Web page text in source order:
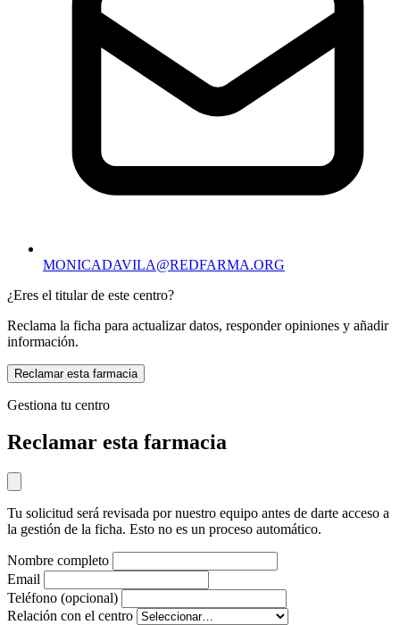
MONICADAVILA@REDFARMA.ORG
¿Eres el titular de este centro?
Reclama la ficha para actualizar datos, responder opiniones y añadir
información.
Reclamar esta farmacia
Gestiona tu centro
Reclamar esta farmacia
Tu solicitud será revisada por nuestro equipo antes de darte acceso a
la gestión de la ficha. Esto no es un proceso automático.
Nombre completo
Email
Teléfono (opcional)
Relación con el centro